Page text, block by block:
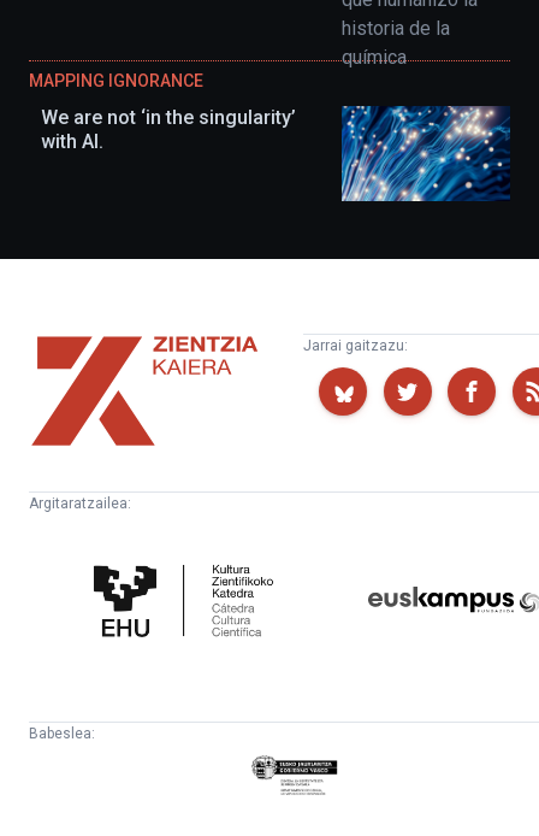
MAPPING IGNORANCE
We are not ‘in the singularity’
with AI.
Zientzia
Kaiera
Jarrai gaitzazu:
Argitaratzailea:
Zientifikoko
Katedra
Babeslea:
Eusko
Jaurlaritza